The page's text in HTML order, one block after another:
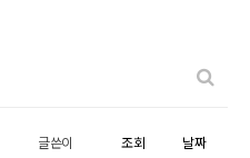
글쓴이 조회 날짜